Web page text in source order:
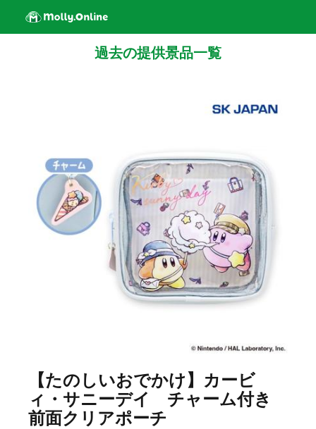
過去の提供景品一覧
【たのしいおでかけ】カービ
ィ・サニーデイ チャーム付き
前面クリアポーチ